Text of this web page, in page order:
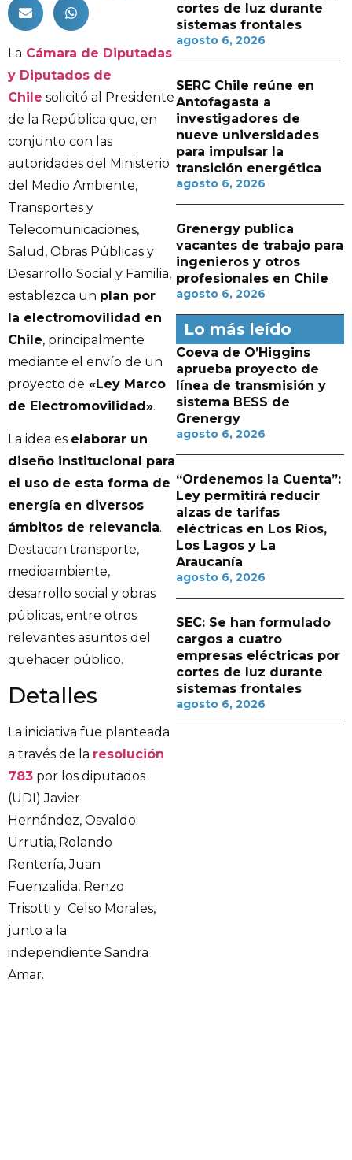
La Cámara de Diputadas
y Diputados de
Chile solicitó al Presidente
de la República que, en
conjunto con las
autoridades del Ministerio
del Medio Ambiente,
Transportes y
Telecomunicaciones,
Salud, Obras Públicas y
Desarrollo Social y Familia,
establezca un plan por
la electromovilidad en
Chile, principalmente
mediante el envío de un
proyecto de «Ley Marco
de Electromovilidad».
La idea es elaborar un
diseño institucional para
el uso de esta forma de
energía en diversos
ámbitos de relevancia.
Destacan transporte,
medioambiente,
desarrollo social y obras
públicas, entre otros
relevantes asuntos del
quehacer público.
Detalles
La iniciativa fue planteada
a través de la resolución
783 por los diputados
(UDI) Javier
Hernández, Osvaldo
Urrutia, Rolando
Rentería, Juan
Fuenzalida, Renzo
Trisotti y Celso Morales,
junto a la
independiente Sandra
Amar.
cortes de luz durante
sistemas frontales
agosto 6, 2026
SERC Chile reúne en
Antofagasta a
investigadores de
nueve universidades
para impulsar la
transición energética
agosto 6, 2026
Grenergy publica
vacantes de trabajo para
ingenieros y otros
profesionales en Chile
agosto 6, 2026
Lo más leído
Coeva de O’Higgins
aprueba proyecto de
línea de transmisión y
sistema BESS de
Grenergy
agosto 6, 2026
“Ordenemos la Cuenta”:
Ley permitirá reducir
alzas de tarifas
eléctricas en Los Ríos,
Los Lagos y La
Araucanía
agosto 6, 2026
SEC: Se han formulado
cargos a cuatro
empresas eléctricas por
cortes de luz durante
sistemas frontales
agosto 6, 2026